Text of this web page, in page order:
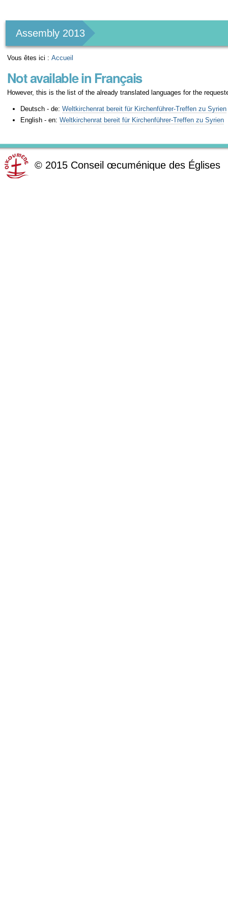
personnels
Assembly 2013
Vous êtes ici : Accueil
Not available in Français
However, this is the list of the already translated languages for the
Deutsch - de: Weltkirchenrat bereit für Kirchenführer-Treffen zu Syrien
English - en: Weltkirchenrat bereit für Kirchenführer-Treffen zu Syrien
© 2015 Conseil œcuménique des Églises